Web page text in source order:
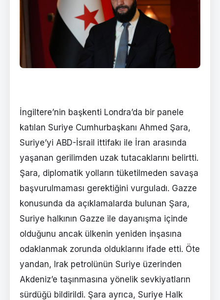
İngiltere’nin başkenti Londra’da bir panele
katılan Suriye Cumhurbaşkanı Ahmed Şara,
Suriye’yi ABD-İsrail ittifakı ile İran arasında
yaşanan gerilimden uzak tutacaklarını belirtti.
Şara, diplomatik yolların tüketilmeden savaşa
başvurulmaması gerektiğini vurguladı. Gazze
konusunda da açıklamalarda bulunan Şara,
Suriye halkının Gazze ile dayanışma içinde
olduğunu ancak ülkenin yeniden inşasına
odaklanmak zorunda olduklarını ifade etti. Öte
yandan, Irak petrolünün Suriye üzerinden
Akdeniz’e taşınmasına yönelik sevkiyatların
sürdüğü bildirildi. Şara ayrıca, Suriye Halk